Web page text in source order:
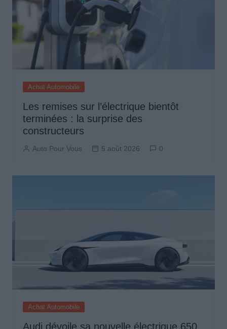
Achat Automobile
Les remises sur l’électrique bientôt
terminées : la surprise des
constructeurs
Auto Pour Vous 5 août 2026 0
Achat Automobile
Audi dévoile sa nouvelle électrique 650